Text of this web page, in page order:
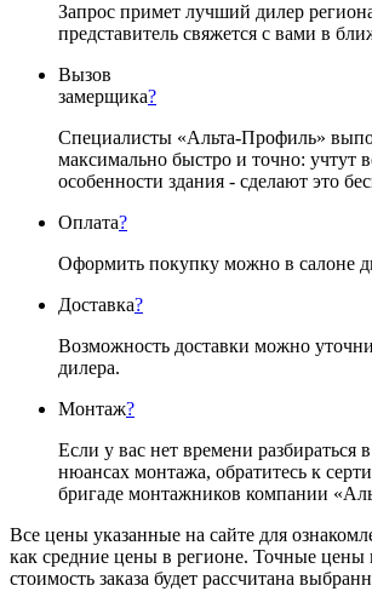
Запрос примет лучший дилер
представитель свяжется с вами в
Вызов
замерщика?
Специалисты «Альта-Профиль»
максимально быстро и точно: учтут
особенности здания - сделают это
Оплата?
Оформить покупку можно в салоне
Доставка?
Возможность доставки можно
дилера.
Монтаж?
Если у вас нет времени разбираться
нюансах монтажа, обратитесь к
бригаде монтажников компании
Все цены указанные на сайте для
как средние цены в регионе. Точные цены
стоимость заказа будет рассчитана